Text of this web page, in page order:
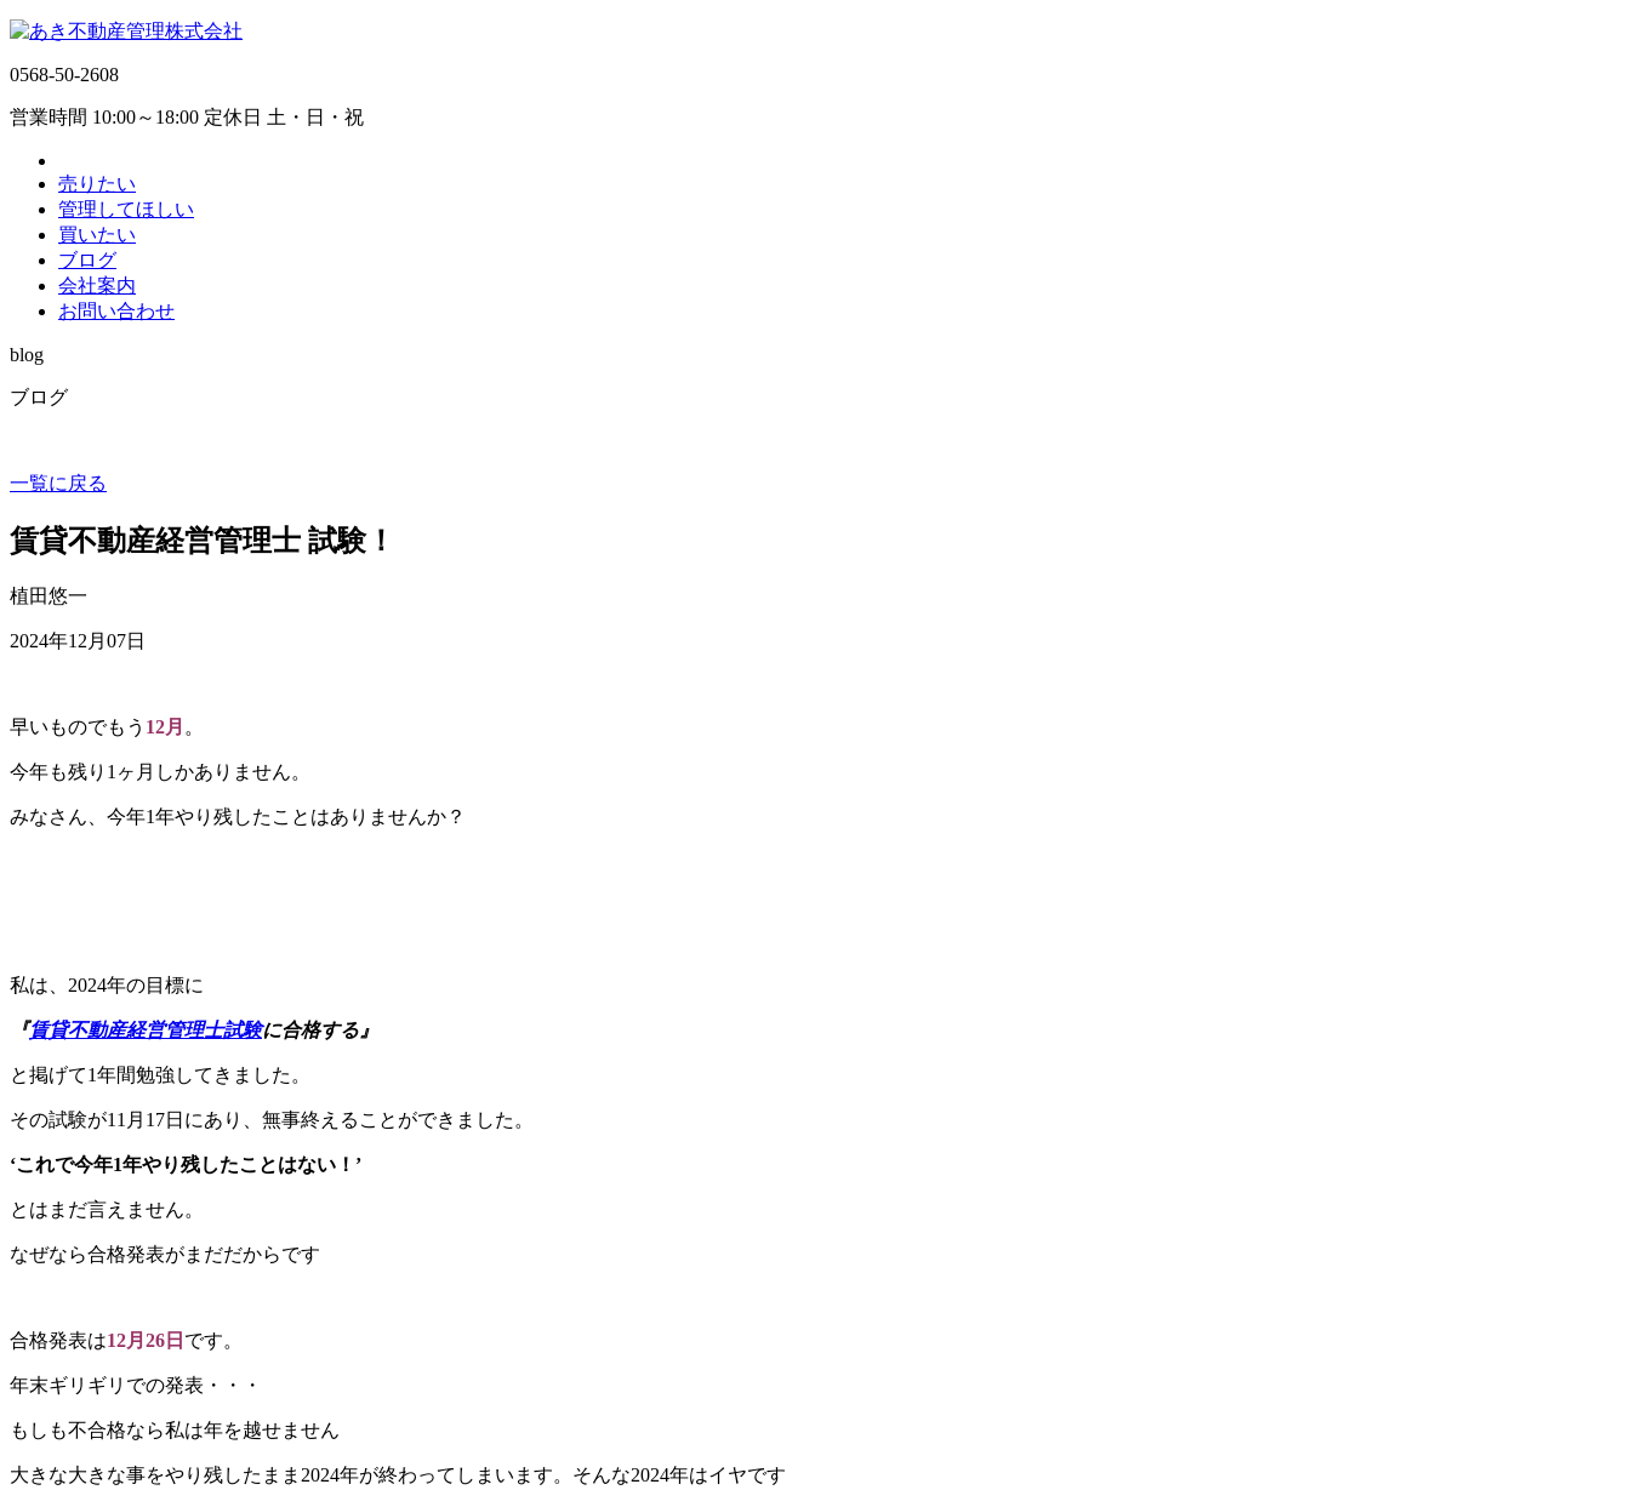
0568-50-2608
営業時間 10:00～18:00 定休日 土・日・祝
売りたい
管理してほしい
買いたい
ブログ
会社案内
お問い合わせ
blog
ブログ
一覧に戻る
賃貸不動産経営管理士 試験！
植田悠一
2024年12月07日
早いものでもう 12月 。
今年も残り1ヶ月しかありません。
みなさん、今年1年やり残したことはありませんか？
私は、2024年の目標に
『賃貸不動産経営管理士試験に合格する』
と掲げて1年間勉強してきました。
その試験が11月17日にあり、無事終えることができました。
‘これで今年1年やり残したことはない！’
とはまだ言えません。
なぜなら合格発表がまだだからです
合格発表は12月26日 です。
年末ギリギリでの発表・・・
もしも不合格なら私は年を越せません
大きな大きな事をやり残したまま2024年が終わってしまいます。そんな2024年はイヤです